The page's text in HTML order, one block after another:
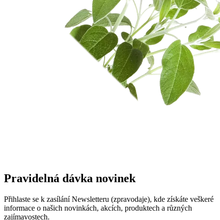
Pravidelná dávka novinek
Přihlaste se k zasílání Newsletteru (zpravodaje), kde získáte veškeré
informace o našich novinkách, akcích, produktech a různých
zajímavostech.